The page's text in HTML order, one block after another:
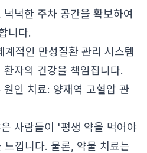
넉한 주차 공간을 확보하여
니다.
계적인 만성질환 관리 시스템
자의 건강을 책임집니다.
인 치료: 양재역 고혈압 관
사람들이 '평생 약을 먹어야
낍니다. 물론, 약물 치료는